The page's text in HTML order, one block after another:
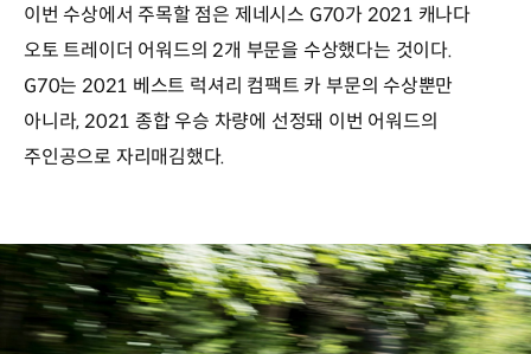
이번 수상에서 주목할 점은 제네시스 G70가 2021 캐나다
오토 트레이더 어워드의 2개 부문을 수상했다는 것이다.
G70는 2021 베스트 럭셔리 컴팩트 카 부문의 수상뿐만
아니라, 2021 종합 우승 차량에 선정돼 이번 어워드의
주인공으로 자리매김했다.